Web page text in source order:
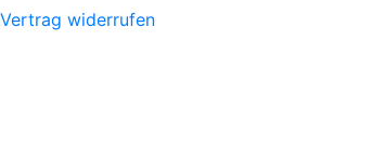
Vertrag widerrufen